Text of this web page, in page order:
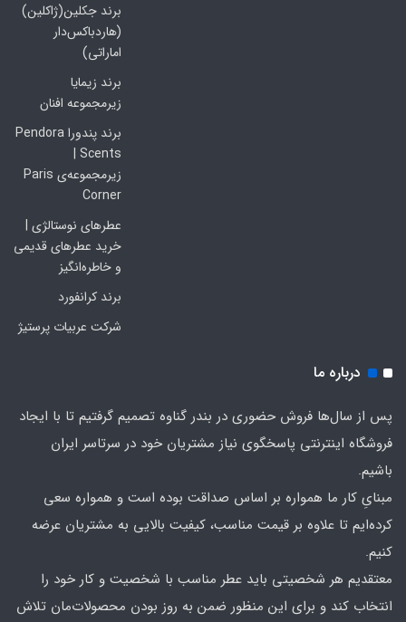
برند جکلین(ژاکلین)
(هاردباکس‌دار
اماراتی)
برند زیمایا
زیرمجموعه افنان
برند پندورا Pendora
Scents |
زیرمجموعه‌ی Paris
Corner
عطرهای نوستالژی |
خرید عطرهای قدیمی
و خاطره‌انگیز
برند کرانفورد
شرکت عربیات پرستیژ
درباره ما
پس از سال‌ها فروش حضوری در بندر گناوه تصمیم گرفتیم تا با ایجاد
فروشگاه اینترنتی پاسخگوی نیاز مشتریان خود در سرتاسر ایران
باشیم.
مبنایِ کار ما همواره بر اساس صداقت بوده است و همواره سعی
کرده‌ایم تا علاوه بر قیمت مناسب، کیفیت بالایی به مشتریان عرضه
کنیم.
معتقدیم هر شخصیتی باید عطر مناسب با شخصیت و کار خود را
انتخاب کند و برای این منظور ضمن به روز بودن محصولات‌مان تلاش